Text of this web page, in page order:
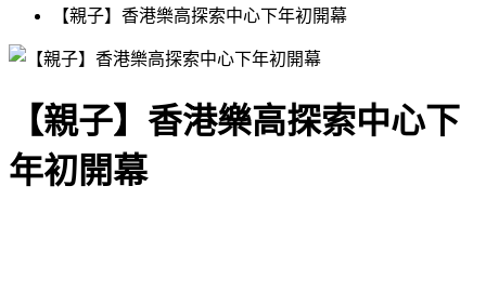
【親子】香港樂高探索中心下年初開幕
【親子】香港樂高探索中心下
年初開幕